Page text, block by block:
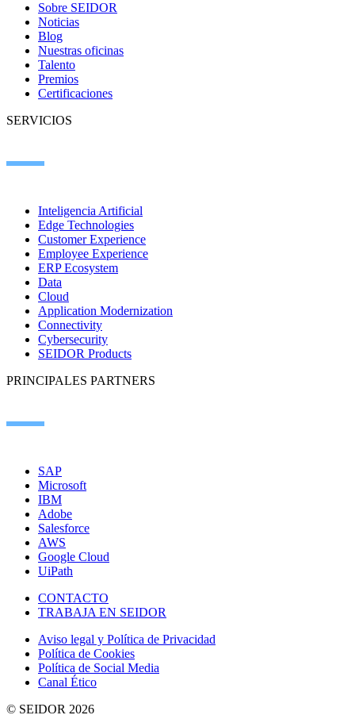
Sobre SEIDOR
Noticias
Blog
Nuestras oficinas
Talento
Premios
Certificaciones
SERVICIOS
Inteligencia Artificial
Edge Technologies
Customer Experience
Employee Experience
ERP Ecosystem
Data
Cloud
Application Modernization
Connectivity
Cybersecurity
SEIDOR Products
PRINCIPALES PARTNERS
SAP
Microsoft
IBM
Adobe
Salesforce
AWS
Google Cloud
UiPath
CONTACTO
TRABAJA EN SEIDOR
Aviso legal y Política de Privacidad
Política de Cookies
Política de Social Media
Canal Ético
© SEIDOR 2026